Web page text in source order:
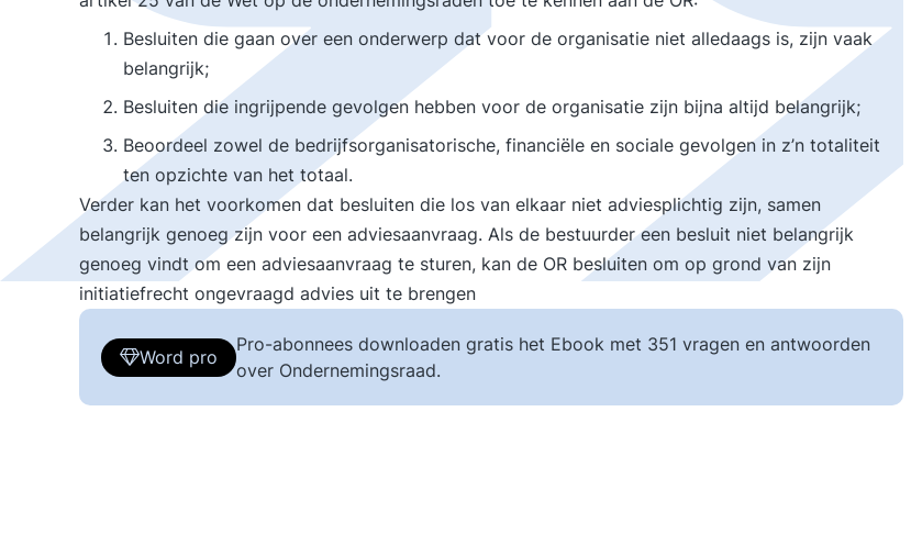
Besluiten die gaan over een onderwerp dat voor de organisatie niet alledaags is, zijn vaak
belangrijk;
Besluiten die ingrijpende gevolgen hebben voor de organisatie zijn bijna altijd belangrijk;
Beoordeel zowel de bedrijfsorganisatorische, financiële en sociale gevolgen in z’n totaliteit
ten opzichte van het totaal.
Verder kan het voorkomen dat besluiten die los van elkaar niet adviesplichtig zijn, samen
belangrijk genoeg zijn voor een adviesaanvraag. Als de bestuurder een besluit niet belangrijk
genoeg vindt om een adviesaanvraag te sturen, kan de OR besluiten om op grond van zijn
initiatiefrecht ongevraagd advies uit te brengen
Word pro
Pro-abonnees downloaden gratis het Ebook met 351 vragen en antwoorden
over Ondernemingsraad.